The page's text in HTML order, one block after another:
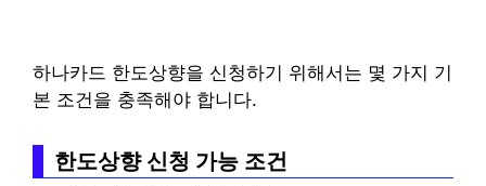
하나카드 한도상향을 신청하기 위해서는 몇 가지 기
본 조건을 충족해야 합니다.
한도상향 신청 가능 조건